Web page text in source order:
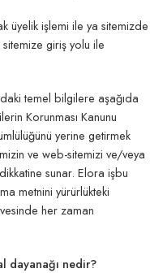
üyelik işlemi ile ya sitemizde
giriş yolu ile
temel bilgilere aşağıda
Korunması Kanunu
yerine getirmek
ve web-sitemizi ve/veya
sunar. Elora işbu
metnini yürürlükteki
her zaman
dayanağı nedir?